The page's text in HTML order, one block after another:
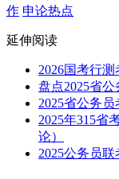
作 申论热点
延伸阅读
2026国考行
盘点2025省
2025省公务
2025年315省
论）
2025公务员